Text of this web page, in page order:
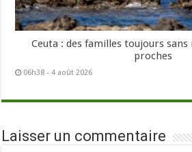
Ceuta : des familles toujours sans
proches
06h38 - 4 août 2026
Laisser un commentaire